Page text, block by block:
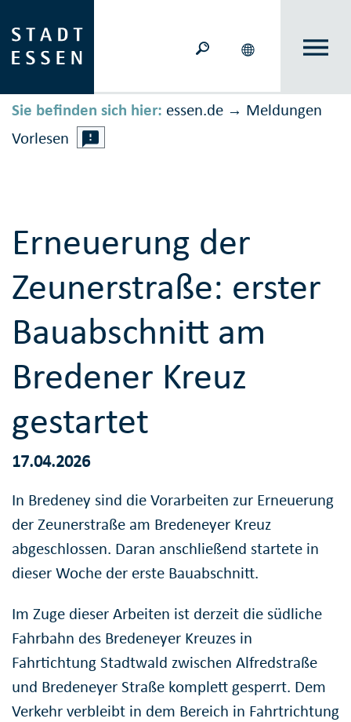
Sie befinden sich hier: essen.de → Meldungen
Vorlesen
Erneuerung der
Zeunerstraße: erster
Bauabschnitt am
Bredener Kreuz
gestartet
17.04.2026
In Bredeney sind die Vorarbeiten zur Erneuerung
der Zeunerstraße am Bredeneyer Kreuz
abgeschlossen. Daran anschließend startete in
dieser Woche der erste Bauabschnitt.
Im Zuge dieser Arbeiten ist derzeit die südliche
Fahrbahn des Bredeneyer Kreuzes in
Fahrtichtung Stadtwald zwischen Alfredstraße
und Bredeneyer Straße komplett gesperrt. Dem
Verkehr verbleibt in dem Bereich in Fahrtrichtung